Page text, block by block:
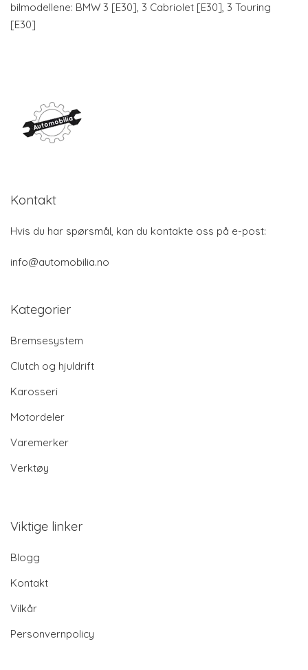
bilmodellene: BMW 3 [E30], 3 Cabriolet [E30], 3 Touring
[E30]
Kontakt
Hvis du har spørsmål, kan du kontakte oss på e-post:
info@automobilia.no
Kategorier
Bremsesystem
Clutch og hjuldrift
Karosseri
Motordeler
Varemerker
Verktøy
Viktige linker
Blogg
Kontakt
Vilkår
Personvernpolicy